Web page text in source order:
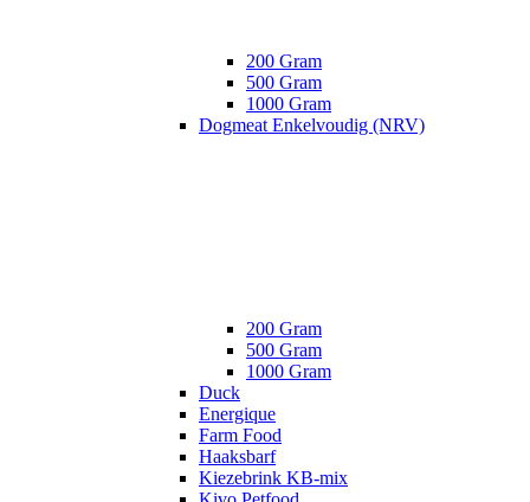
200 Gram
500 Gram
1000 Gram
Dogmeat Enkelvoudig (NRV)
200 Gram
500 Gram
1000 Gram
Duck
Energique
Farm Food
Haaksbarf
Kiezebrink KB-mix